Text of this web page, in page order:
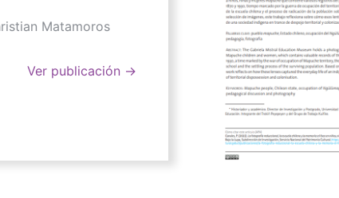
Matamoros
Ver publicación →